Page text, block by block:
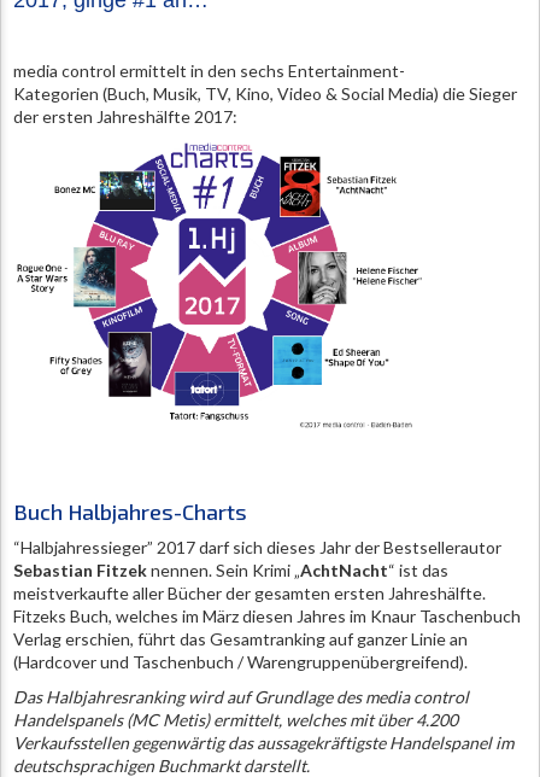
media control ermittelt in den sechs Entertainment-
Kategorien (Buch, Musik, TV, Kino, Video & Social Media) die Sieger
der ersten Jahreshälfte 2017:
Buch Halbjahres-Charts
“Halbjahressieger” 2017 darf sich dieses Jahr der Bestsellerautor
Sebastian Fitzeknennen. Sein Krimi „AchtNacht“ ist das
meistverkaufte aller Bücher der gesamten ersten Jahreshälfte.
Fitzeks Buch, welches im März diesen Jahres im Knaur Taschenbuch
Verlag erschien, führt das Gesamtranking auf ganzer Linie an
(Hardcover und Taschenbuch / Warengruppenübergreifend).
Das Halbjahresranking wird auf Grundlage des media control
Handelspanels (MC Metis) ermittelt, welches mit über 4.200
Verkaufsstellen gegenwärtig das aussagekräftigste Handelspanel im
deutschsprachigen Buchmarkt darstellt.